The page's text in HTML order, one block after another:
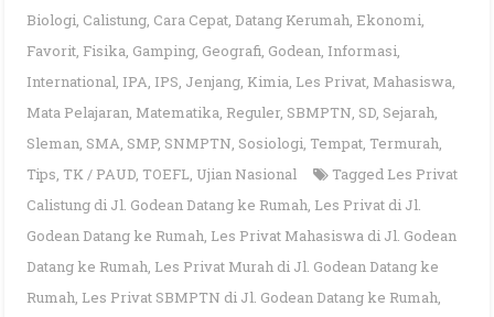
Biologi, Calistung, Cara Cepat, Datang Kerumah, Ekonomi,
Favorit, Fisika, Gamping, Geografi, Godean, Informasi,
International, IPA, IPS, Jenjang, Kimia, Les Privat, Mahasiswa,
Mata Pelajaran, Matematika, Reguler, SBMPTN, SD, Sejarah,
Sleman, SMA, SMP, SNMPTN, Sosiologi, Tempat, Termurah,
Tips, TK / PAUD, TOEFL, Ujian Nasional Tagged Les Privat
Calistung di Jl. Godean Datang ke Rumah, Les Privat di Jl.
Godean Datang ke Rumah, Les Privat Mahasiswa di Jl. Godean
Datang ke Rumah, Les Privat Murah di Jl. Godean Datang ke
Rumah, Les Privat SBMPTN di Jl. Godean Datang ke Rumah,